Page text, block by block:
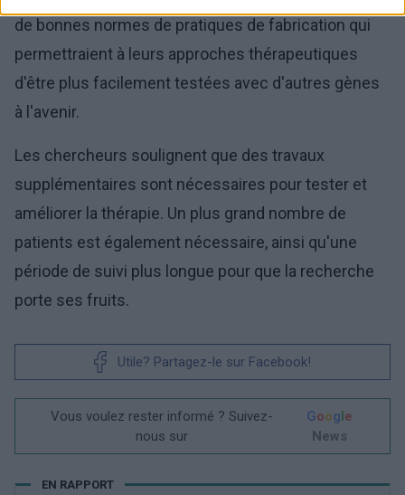
de bonnes normes de pratiques de fabrication qui
permettraient à leurs approches thérapeutiques
d'être plus facilement testées avec d'autres gènes
à l'avenir.
Les chercheurs soulignent que des travaux
supplémentaires sont nécessaires pour tester et
améliorer la thérapie. Un plus grand nombre de
patients est également nécessaire, ainsi qu'une
période de suivi plus longue pour que la recherche
porte ses fruits.
Utile? Partagez-le sur Facebook!
Vous voulez rester informé ? Suivez-
nous sur
Google
News
EN RAPPORT